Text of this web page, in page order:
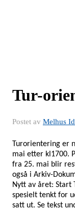
Tur-
Postet av Melhus
Turorientering er
mai etter kl1700.
fra 25. mai blir
også i Arkiv-
Nytt av året: Start
spesielt tenkt for
satt ut. Se tekst